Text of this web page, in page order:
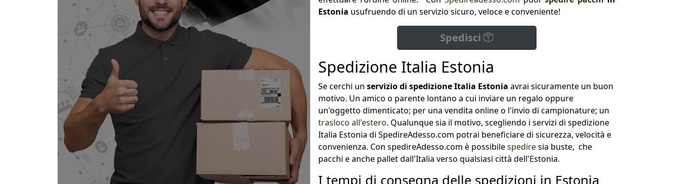
Estonia usufruendo di un servizio sicuro, veloce e conveniente!
Spedisci
Spedizione Italia Estonia
Se cerchi un servizio di spedizione Italia Estonia avrai sicuramente un buon
motivo. Un amico o parente lontano a cui inviare un regalo oppure
un'oggetto dimenticato; per una vendita online o l'invio di campionature; un
trasloco all'estero. Qualunque sia il motivo, scegliendo i servizi di spedizione
Italia Estonia di SpedireAdesso.com potrai beneficiare di sicurezza, velocità e
convenienza. Con spedireAdesso.com è possibilespediresia buste, che
pacchi e anche pallet dall'Italia verso qualsiasi città dell'Estonia.
I tempi di consegna delle spedizioni in Estonia